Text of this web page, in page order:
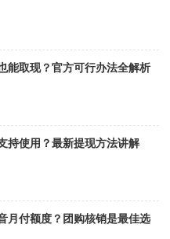
能取现？官方可行办法全解析
持使用？最新提现方法讲解
月付额度？团购核销是最佳选